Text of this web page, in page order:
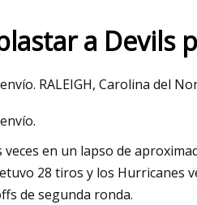
2023
de reducir los costos
de granos
a Devils
RALEIGH, Carolina del
en un lapso de
28 tiros y los Hurricanes
de segunda ronda.